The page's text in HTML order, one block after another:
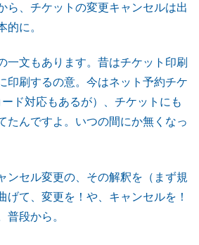
ら、チケットの変更キャンセルは出
的に。
一文もあります。昔はチケット印刷
印刷するの意。今はネット予約チケ
ド対応もあるが）、チケットにも
たんですよ。いつの間にか無くなっ
ンセル変更の、その解釈を（まず規
げて、変更を！や、キャンセルを！
普段から。